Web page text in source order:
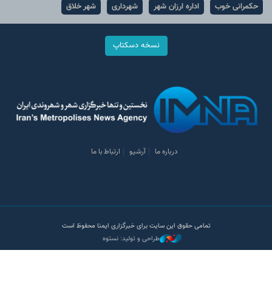
حکمرانی خوب
اداره ارزان شهر شهرداری شهر خلاق
نسخه دسکتاپ
درباره ما آرشیو ارتباط با ما
تمامی حقوق این سایت برای خبرگزاری ایمنا محفوظ است
طراحی و تولید: نستوه